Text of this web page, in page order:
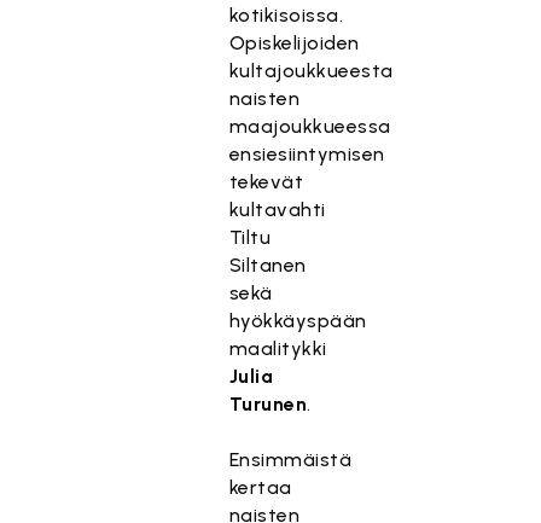
kotikisoissa.
Opiskelijoiden
kultajoukkueesta
naisten
maajoukkueessa
ensiesiintymisen
tekevät
kultavahti
Tiltu
Siltanen
sekä
hyökkäyspään
maalitykki
Julia
Turunen.
Ensimmäistä
kertaa
naisten